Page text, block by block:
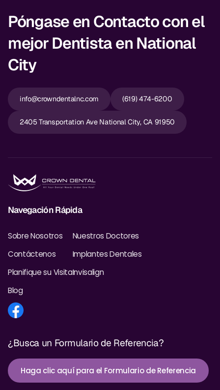
Póngase en Contacto con el
mejor Dentista en National
City
info@crowndentalnc.com (619) 474-6200
2405 Transportation Ave National City, CA 91950
Navegación Rápida
Sobre Nosotros
Contáctenos
Planifique su Visita
Blog
Nuestros Doctores
Implantes Dentales
Invisalign
¿Busca un Formulario de Referencia?
Haga clic aquí para el Formulario de Referencia